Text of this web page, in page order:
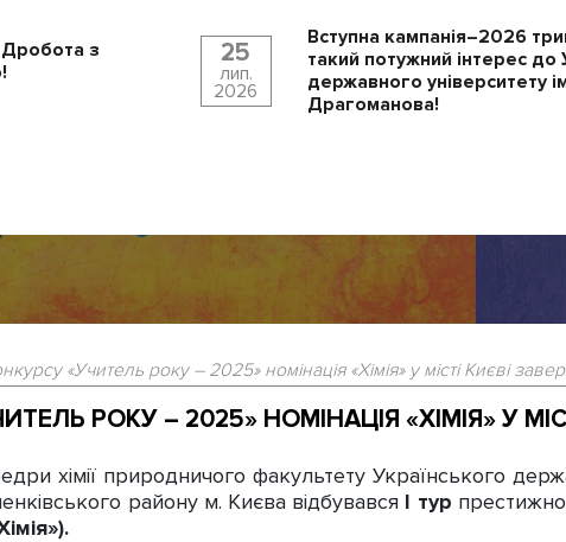
з
25
лип.
2026
Вступна кампанія–2026
такий потужний інтерес до
державного університету
Драгоманова!
«Учитель року – 2025» номінація «Хімія» у місті Києві
РОКУ – 2025» НОМІНАЦІЯ «ХІМІЯ» У
хімії природничого факультету Українського
району м. Києва відбувався І тур